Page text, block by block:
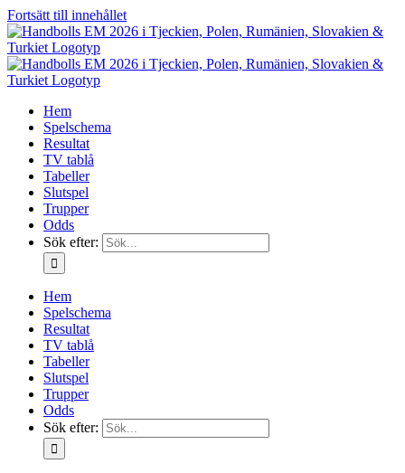
Fortsätt till innehållet
Hem
Spelschema
Resultat
TV tablå
Tabeller
Slutspel
Trupper
Odds
Sök efter:
Hem
Spelschema
Resultat
TV tablå
Tabeller
Slutspel
Trupper
Odds
Sök efter: